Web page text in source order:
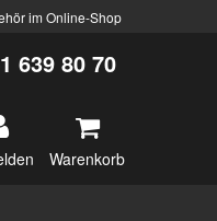
im Online-Shop
639 80 70
Warenkorb